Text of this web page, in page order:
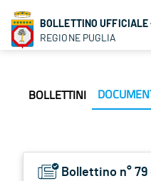
BOLLETTINO UFFICIALE
REGIONE PUGLIA
BOLLETTINI
Bollettino n°